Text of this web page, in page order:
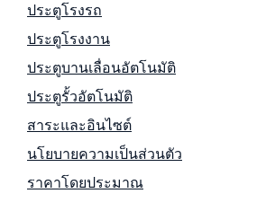
ประตูโรงรถ
ประตูโรงงาน
ประตูบานเลื่อนอัตโนมัติ
ประตูรั้วอัตโนมัติ
สาระและอินไซต์
นโยบายความเป็นส่วนตัว
ราคาโดยประมาณ